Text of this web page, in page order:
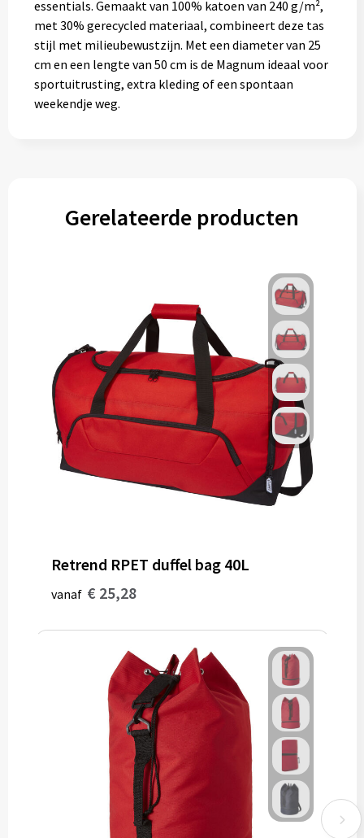
Gereedschap
Persoonlijke verzorging
Zonnebrillen
Pashouders
essentials. Gemaakt van 100% katoen van 240 g/m²,
met 30% gerecycled materiaal, combineert deze tas
stijl met milieubewustzijn. Met een diameter van 25
cm en een lengte van 50 cm is de Magnum ideaal voor
sportuitrusting, extra kleding of een spontaan
weekendje weg.
Gerelateerde producten
Retrend RPET duffel bag 40L
vanaf € 25,28